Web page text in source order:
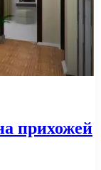
прихожей